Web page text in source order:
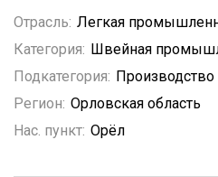
Отрасль: Легкая
Категория: Швейная
Подкатегория:
Регион: Орловская область
Нас. пункт: Орёл